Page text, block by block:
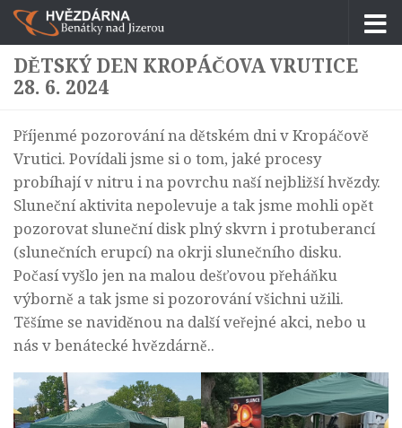
Skip to content
DĚTSKÝ DEN KROPÁČOVA VRUTICE
28. 6. 2024
Příjenmé pozorování na dětském dni v Kropáčově
Vrutici. Povídali jsme si o tom, jaké procesy
probíhají v nitru i na povrchu naší nejbližší hvězdy.
Sluneční aktivita nepolevuje a tak jsme mohli opět
pozorovat sluneční disk plný skvrn i protuberancí
(slunečních erupcí) na okrji slunečního disku.
Počasí vyšlo jen na malou dešťovou přeháňku
výborně a tak jsme si pozorování všichni užili.
Těšíme se naviděnou na další veřejné akci, nebo u
nás v benátecké hvězdárně..